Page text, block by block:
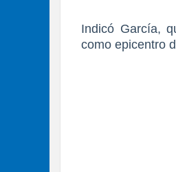
Indicó García,
como epicentro